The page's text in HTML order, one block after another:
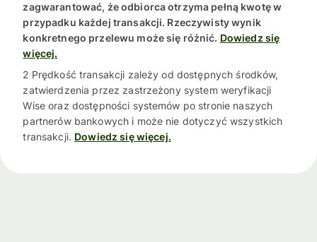
zagwarantować, że odbiorca otrzyma pełną kwotę w
przypadku każdej transakcji. Rzeczywisty wynik
konkretnego przelewu może się różnić. Dowiedz się
więcej.
2 Prędkość transakcji zależy od dostępnych środków,
zatwierdzenia przez zastrzeżony system weryfikacji
Wise oraz dostępności systemów po stronie naszych
partnerów bankowych i może nie dotyczyć wszystkich
transakcji. Dowiedz się więcej.